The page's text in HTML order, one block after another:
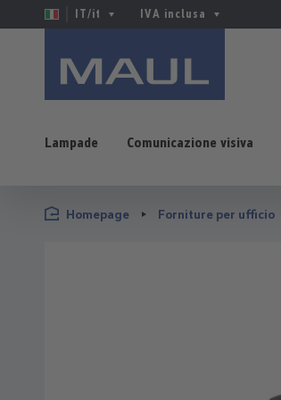
al contenuto principale
Salta alla ricerca
Passa alla navigazione principale
IT/it IVA inclusa
Lampade Comunicazione visiva
Homepage Forniture per ufficio